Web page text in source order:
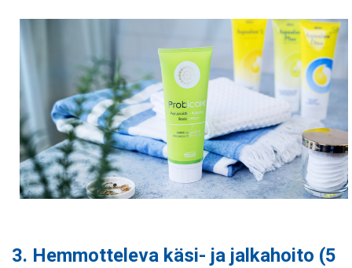
3. Hemmotteleva käsi- ja jalkahoito (5